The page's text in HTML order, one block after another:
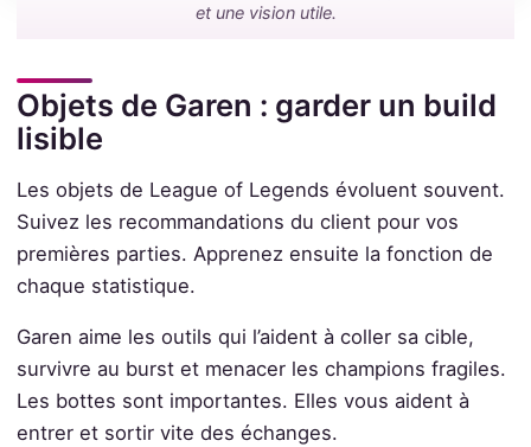
et une vision utile.
Objets de Garen : garder un build
lisible
Les objets de League of Legends évoluent souvent.
Suivez les recommandations du client pour vos
premières parties. Apprenez ensuite la fonction de
chaque statistique.
Garen aime les outils qui l’aident à coller sa cible,
survivre au burst et menacer les champions fragiles.
Les bottes sont importantes. Elles vous aident à
entrer et sortir vite des échanges.